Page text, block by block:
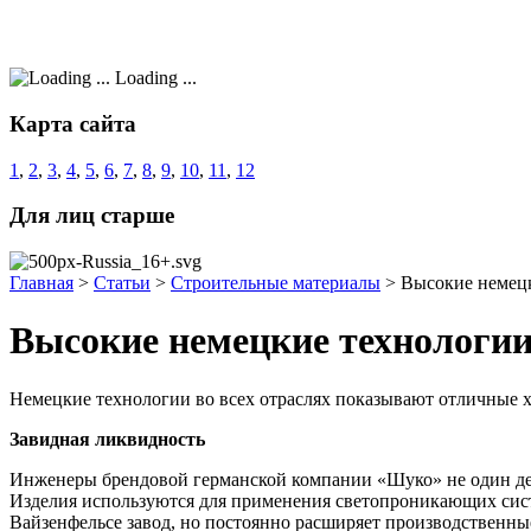
Loading ...
Карта сайта
1 , 2, 3, 4, 5, 6, 7, 8, 9, 10, 11 , 12
Для лиц старше
Главная > Статьи > Строительные материалы > Высокие
Высокие немецкие
Немецкие технологии во всех отраслях показывают
Завидная ликвидность
Инженеры брендовой германской компании «Шуко» не один
Изделия используются для применения светопроникающих
Вайзенфельсе завод, но постоянно расширяет